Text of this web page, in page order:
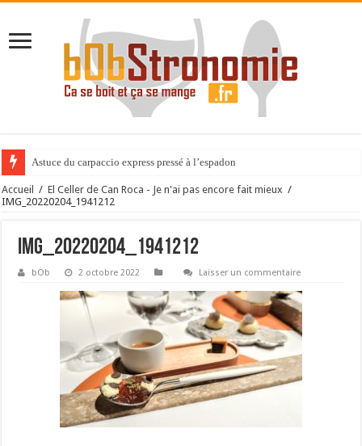
Astuce du carpaccio express pressé à l’espadon
Accueil / El Celler de Can Roca - Je n'ai pas encore fait mieux /
IMG_20220204_1941212
IMG_20220204_1941212
bOb 2 octobre 2022 Laisser un commentaire